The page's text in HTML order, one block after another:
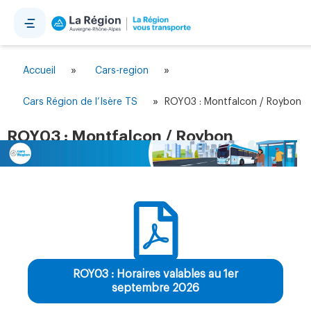
Accueil » Cars-region »
Cars Région de l’Isère TS » ROY03 : Montfalcon / Roybon
ROY03 : Montfalcon / Roybon
ROY03 : Horaires valables au 1er
septembre 2026